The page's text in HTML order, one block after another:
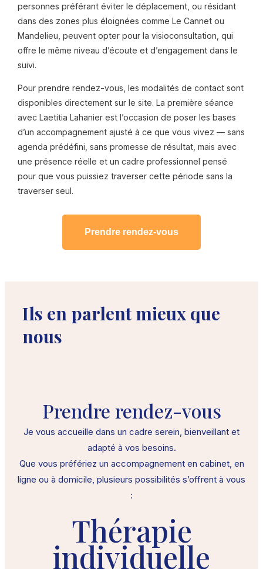
personnes préférant éviter le déplacement, ou résidant
dans des zones plus éloignées comme Le Cannet ou
Mandelieu, peuvent opter pour la visioconsultation, qui
offre le même niveau d’écoute et d’engagement dans le
suivi.
Pour prendre rendez-vous, les modalités de contact sont
disponibles directement sur le site. La première séance
avec Laetitia Lahanier est l’occasion de poser les bases
d’un accompagnement ajusté à ce que vous vivez — sans
agenda prédéfini, sans promesse de résultat, mais avec
une présence réelle et un cadre professionnel pensé
pour que vous puissiez traverser cette période sans la
traverser seul.
Prendre rendez-vous
Ils en parlent mieux que
nous
Prendre rendez-vous
Je vous accueille dans un cadre serein, bienveillant et
adapté à vos besoins.
Que vous préfériez un accompagnement en cabinet, en
ligne ou à domicile, plusieurs possibilités s’offrent à vous
:
Thérapie
individuelle